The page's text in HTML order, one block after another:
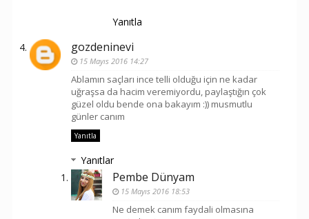
Yanıtla
gozdeninevi
15 Mayıs 2016 14:27
Ablamın saçları ince telli olduğu için ne kadar
uğraşsa da hacim veremiyordu, paylaştığın çok
güzel oldu bende ona bakayım :)) musmutlu
günler canım
Yanıtla
Yanıtlar
Pembe Dünyam
15 Mayıs 2016 18:53
Ne demek canım faydali olmasına